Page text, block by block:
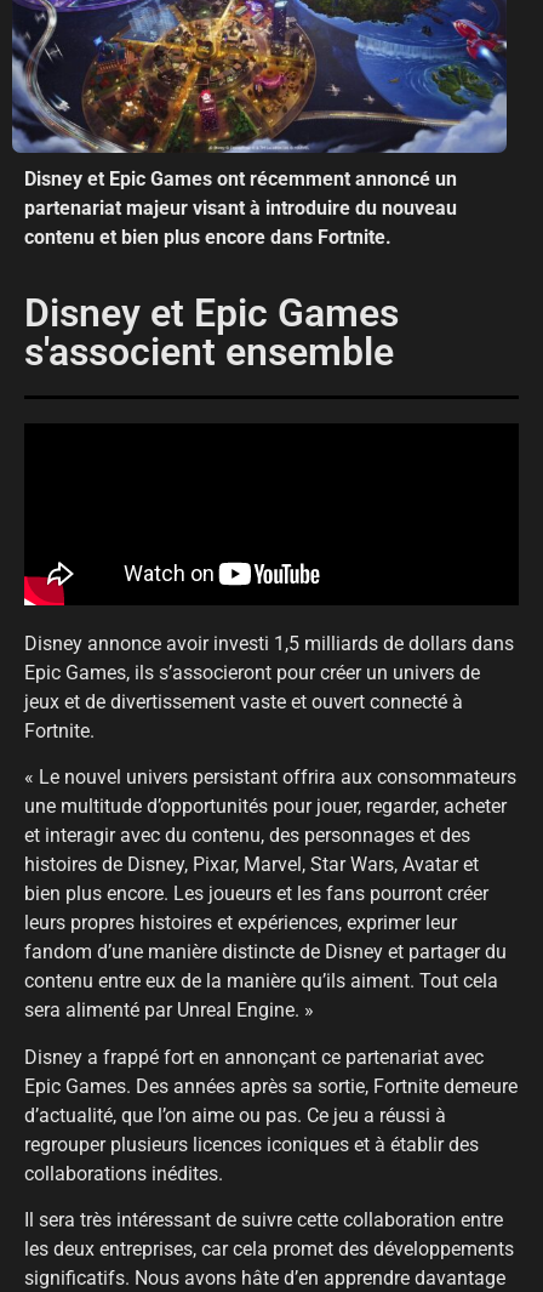
Disney et Epic Games ont récemment annoncé un
partenariat majeur visant à introduire du nouveau
contenu et bien plus encore dans Fortnite.
Disney et Epic Games
s'associent ensemble
Disney annonce avoir investi 1,5 milliards de dollars dans
Epic Games, ils s’associeront pour créer un univers de
jeux et de divertissement vaste et ouvert connecté à
Fortnite.
« Le nouvel univers persistant offrira aux consommateurs
une multitude d’opportunités pour jouer, regarder, acheter
et interagir avec du contenu, des personnages et des
histoires de Disney, Pixar, Marvel, Star Wars, Avatar et
bien plus encore. Les joueurs et les fans pourront créer
leurs propres histoires et expériences, exprimer leur
fandom d’une manière distincte de Disney et partager du
contenu entre eux de la manière qu’ils aiment. Tout cela
sera alimenté par Unreal Engine. »
Disney a frappé fort en annonçant ce partenariat avec
Epic Games. Des années après sa sortie, Fortnite demeure
d’actualité, que l’on aime ou pas. Ce jeu a réussi à
regrouper plusieurs licences iconiques et à établir des
collaborations inédites.
Il sera très intéressant de suivre cette collaboration entre
les deux entreprises, car cela promet des développements
significatifs. Nous avons hâte d’en apprendre davantage